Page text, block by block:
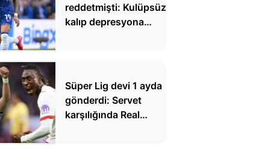
reddetmişti: Kulüpsüz
kalıp depresyona
Süper Lig devi 1 ayda
gönderdi: Servet
karşılığında Real